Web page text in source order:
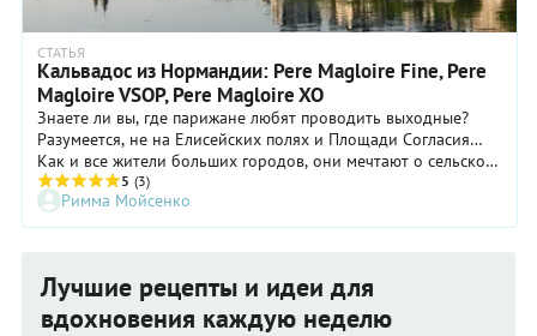
СТАТЬЯ
Кальвадос из Нормандии: Pere Magloire Fine, Pere
Magloire VSOP, Pere Magloire XO
Знаете ли вы, где парижане любят проводить выходные?
Разумеется, не на Елисейских полях и Площади Согласия…
Как и все жители больших городов, они мечтают о сельской
идиллии, тишине, свежем воздухе и звуках морского прибоя.
Поэтому лучшее место для отдыхающих парижан – это
соседняя Нормандия.
5 (3)
Римма Мойсенко
Лучшие рецепты и идеи для
вдохновения каждую неделю